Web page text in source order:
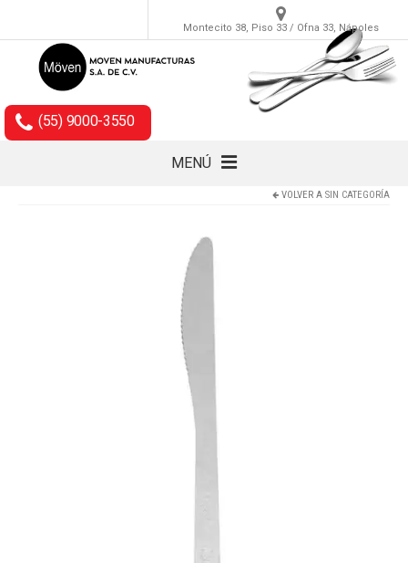
Montecito 38, Piso 33 / Ofna 33, Nápoles
(55) 9000-3550
MENÚ
VOLVER A SIN CATEGORÍA